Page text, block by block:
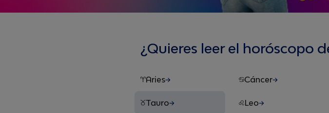
¿Quieres leer el horóscopo
Aries
Tauro
Cáncer
Leo